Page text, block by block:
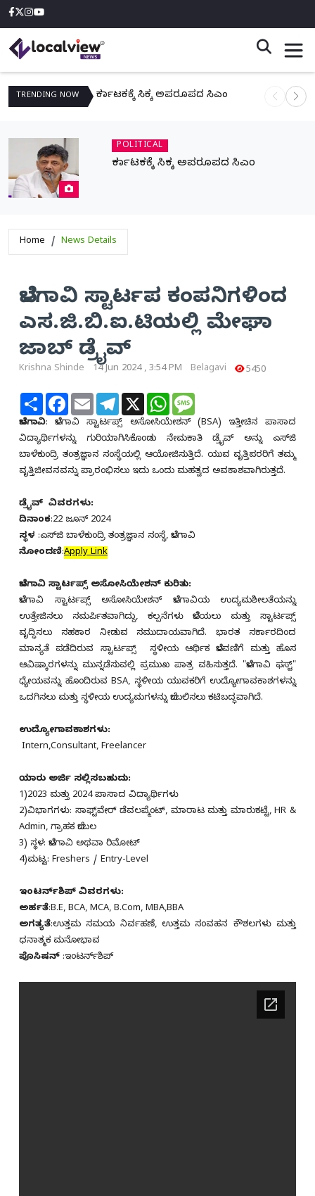
TRENDING NOW ಕರ್ನಾಟಕಕ್ಕೆ ಸಿಕ್ಕ ಅಪರೂಪದ ಸಿಎಂ ನಾಳೆ
POLITICAL
ಕರ್ನಾಟಕಕ್ಕೆ ಸಿಕ್ಕ ಅಪರೂಪದ ಸಿಎಂ
Home News Details
ಬೆಳಗಾವಿ ಸ್ಟಾರ್ಟಪ ಕಂಪನಿಗಳಿಂದ
ಎಸ.ಜಿ.ಬಿ.ಐ.ಟಿಯಲ್ಲಿ ಮೇಘಾ
ಜಾಬ್ ಡ್ರೈವ್
Krishna Shinde 14 Jun 2024 , 3:54 PM Belagavi 5450
ShareFacebook
Email Telegram
X WhatsApp
ಬೆಳಗಾವಿ: ಬೆಳಗಾವಿ ಸ್ಟಾರ್ಟಪ್ಸ್ ಅಸೋಸಿಯೇಶನ್ (BSA) ಇತ್ತೀಚಿನ ಪಾಸಾದ
ವಿದ್ಯಾರ್ಥಿಗಳನ್ನು ಗುರಿಯಾಗಿಸಿಕೊಂಡು ನೇಮಕಾತಿ ಡ್ರೈವ್ ಅನ್ನು ಎಸ್‌ಜಿ
ಬಾಳೆಕುಂದ್ರಿ ತಂತ್ರಜ್ಞಾನ ಸಂಸ್ಥೆಯಲ್ಲಿ ಆಯೋಜಿಸುತ್ತಿದೆ. ಯುವ ವೃತ್ತಿಪರರಿಗೆ ತಮ್ಮ
ವೃತ್ತಿಜೀವನವನ್ನು ಪ್ರಾರಂಭಿಸಲು ಇದು ಒಂದು ಮಹತ್ವದ ಅವಕಾಶವಾಗಿರುತ್ತದೆ.
ಡ್ರೈವ್ ವಿವರಗಳು:
ದಿನಾಂಕ:22 ಜೂನ್ 2024
ಸ್ಥಳ :ಎಸ್‌ಜಿ ಬಾಳೆಕುಂದ್ರಿ ತಂತ್ರಜ್ಞಾನ ಸಂಸ್ಥೆ, ಬೆಳಗಾವಿ
ನೋಂದಣಿ:Apply Link
ಬೆಳಗಾವಿ ಸ್ಟಾರ್ಟಪ್ಸ್ ಅಸೋಸಿಯೇಶನ್ ಕುರಿತು:
ಬೆಳಗಾವಿ ಸ್ಟಾರ್ಟಪ್ಸ್ ಅಸೋಸಿಯೇಶನ್ ಬೆಳಗಾವಿಯ ಉದ್ಯಮಶೀಲತೆಯನ್ನು
ಉತ್ತೇಜಿಸಲು ಸಮರ್ಪಿತವಾಗಿದ್ದು, ಕಲ್ಪನೆಗಳು ಬೆಳೆಯಲು ಮತ್ತು ಸ್ಟಾರ್ಟಪ್ಸ್
ವೃದ್ಧಿಸಲು ಸಹಕಾರ ನೀಡುವ ಸಮುದಾಯವಾಗಿದೆ. ಭಾರತ ಸರ್ಕಾರದಿಂದ
ಮಾನ್ಯತೆ ಪಡೆದಿರುವ ಸ್ಟಾರ್ಟಪ್ಸ್ಸ್ಥಳೀಯ ಆರ್ಥಿಕ ಬೆಳವಣಿಗೆ ಮತ್ತು ಹೊಸ
ಆವಿಷ್ಕಾರಗಳನ್ನು ಮುನ್ನಡೆಸುವಲ್ಲಿ ಪ್ರಮುಖ ಪಾತ್ರ ವಹಿಸುತ್ತದೆ. "ಬೆಳಗಾವಿ ಫಸ್ಟ್"
ಧ್ಯೇಯವನ್ನು ಹೊಂದಿರುವ BSA, ಸ್ಥಳೀಯ ಯುವಕರಿಗೆ ಉದ್ಯೋಗಾವಕಾಶಗಳನ್ನು
ಒದಗಿಸಲು ಮತ್ತು ಸ್ಥಳೀಯ ಉದ್ಯಮಗಳನ್ನು ಬೆಂಬಲಿಸಲು ಕಟಿಬದ್ಧವಾಗಿದೆ.
ಉದ್ಯೋಗಾವಕಾಶಗಳು:
Intern,Consultant, Freelancer
ಯಾರು ಅರ್ಜಿ ಸಲ್ಲಿಸಬಹುದು:
1)2023 ಮತ್ತು 2024 ಪಾಸಾದ ವಿದ್ಯಾರ್ಥಿಗಳು
2)ವಿಭಾಗಗಳು: ಸಾಫ್ಟ್‌ವೇರ್ ಡೆವಲಪ್ಮೆಂಟ್, ಮಾರಾಟ ಮತ್ತು ಮಾರುಕಟ್ಟೆ, HR &
Admin, ಗ್ರಾಹಕ ಬೆಂಬಲ
3) ಸ್ಥಳ: ಬೆಳಗಾವಿ ಅಥವಾ ರಿಮೋಟ್
4)ಮಟ್ಟ: Freshers / Entry-Level
ಇಂಟರ್ನ್‌ಶಿಪ್ ವಿವರಗಳು:
ಅರ್ಹತೆ:B.E, BCA, MCA, B.Com, MBA,BBA
ಅಗತ್ಯತೆ:ಉತ್ತಮ ಸಮಯ ನಿರ್ವಹಣೆ, ಉತ್ತಮ ಸಂವಹನ ಕೌಶಲಗಳು ಮತ್ತು
ಧನಾತ್ಮಕ ಮನೋಭಾವ
ಪೊಸಿಷನ್ :ಇಂಟರ್ನ್‌ಶಿಪ್